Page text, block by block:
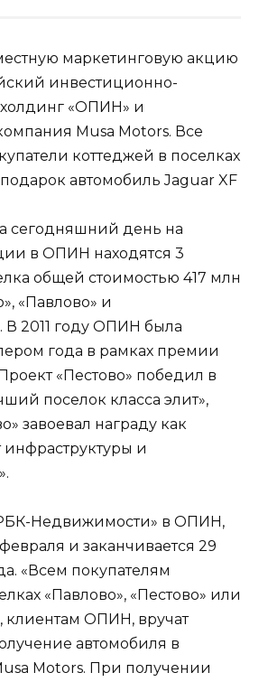
маркетинговую акцию
инвестиционно-
«ОПИН» и
Musa Motors. Все
коттеджей в поселках
автомобиль Jaguar XF
сегодняшний день на
в ОПИН находятся 3
общей стоимостью 417 млн
«Павлово» и
В 2011 году ОПИН была
года в рамках премии
«Пестово» победил в
поселок класса элит»,
завоевал награду как
и
Недвижимости» в ОПИН,
и заканчивается 29
«Всем покупателям
«Павлово», «Пестово» или
клиентам ОПИН, вручат
автомобиля в
Motors. При получении